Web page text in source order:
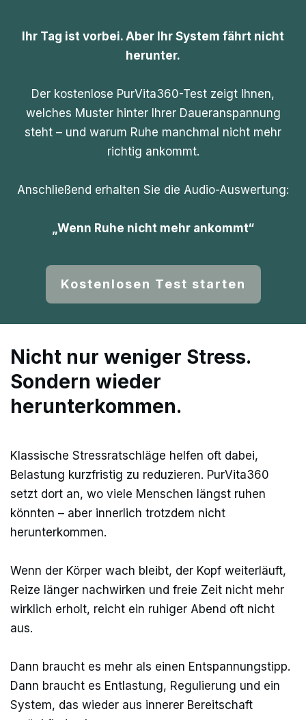
Ihr Tag ist vorbei. Aber Ihr System fährt nicht
herunter.
Der kostenlose PurVita360-Test zeigt Ihnen,
welches Muster hinter Ihrer Daueranspannung
steht – und warum Ruhe manchmal nicht mehr
richtig ankommt.
Anschließend erhalten Sie die Audio-Auswertung:
„Wenn Ruhe nicht mehr ankommt“
Kostenlosen Test starten
Nicht nur weniger Stress.
Sondern wieder
herunterkommen.
Klassische Stressratschläge helfen oft dabei,
Belastung kurzfristig zu reduzieren. PurVita360
setzt dort an, wo viele Menschen längst ruhen
könnten – aber innerlich trotzdem nicht
herunterkommen.
Wenn der Körper wach bleibt, der Kopf weiterläuft,
Reize länger nachwirken und freie Zeit nicht mehr
wirklich erholt, reicht ein ruhiger Abend oft nicht
aus.
Dann braucht es mehr als einen Entspannungstipp.
Dann braucht es Entlastung, Regulierung und ein
System, das wieder aus innerer Bereitschaft